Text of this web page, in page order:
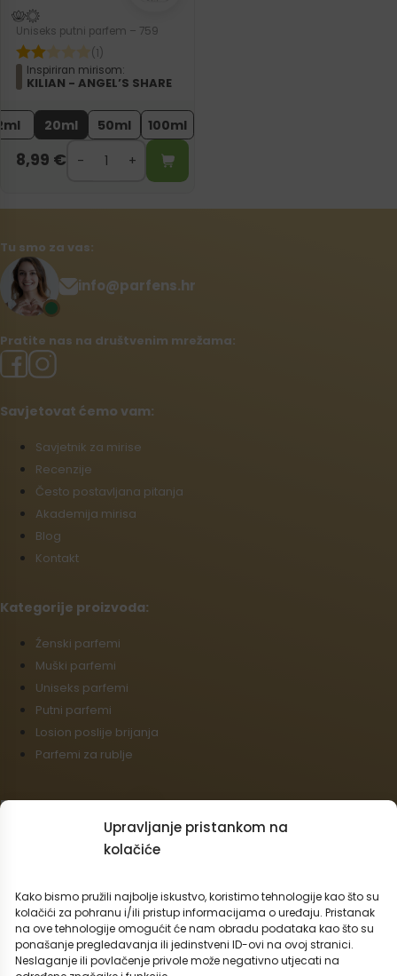
Upravljanje pristankom na
kolačiće
Kako bismo pružili najbolje iskustvo, koristimo tehnologije kao što su
kolačići za pohranu i/ili pristup informacijama o uređaju. Pristanak
na ove tehnologije omogućit će nam obradu podataka kao što su
ponašanje pregledavanja ili jedinstveni ID-ovi na ovoj stranici.
Neslaganje ili povlačenje privole može negativno utjecati na
Uniseks putni parfem – 759
(1)
Inspiriran mirisom:
KILIAN - ANGEL’S SHARE
20ml 50ml 100ml
8,99 €
Tu smo za vas:
info@parfens.hr
Pratite nas na društvenim mrežama:
Savjetovat ćemo vam:
Savjetnik za mirise
Recenzije
Često postavljana pitanja
Akademija mirisa
Blog
Kontakt
Kategorije proizvoda:
Źenski parfemi
Muški parfemi
Uniseks parfemi
Putni parfemi
Losion poslije brijanja
Parfemi za rublje
Ducan:
Opći uvjeti poslovanja
Politika kolačića (EU)
Veleprodaja
Odustajanje od ugovora